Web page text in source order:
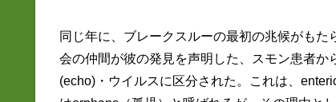
同じ年に、ブレークスルーの最初の兆候がも
会の仲間が彼の発見を声明した、スモン患者
(echo)・ウイルスに区分された。これは、